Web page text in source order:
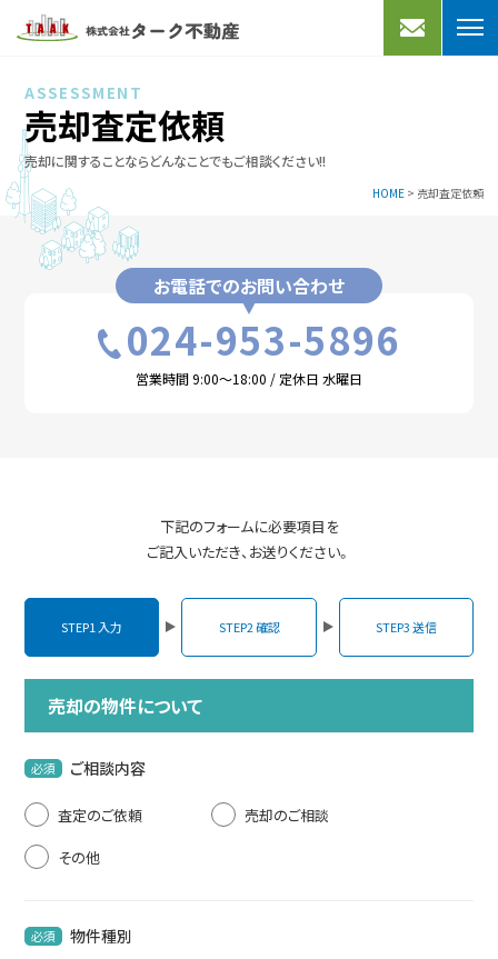
売りたい
不動産売却
買取プラン
よくあるご質問
買取実績
売家
マンション・アパート
会社案内
売却相談・見積
物件紹介依頼
お問い合わせ
ASSESSMENT
売却査定依頼
売却に関することならどんなことでもご相談ください!!
HOME> 売却査定依頼
お電話でのお問い合わせ
024-953-5896
営業時間 9:00～18:00 / 定休日 水曜日
下記のフォームに必要項目を
ご記入いただき、お送りください。
STEP1 入力 STEP2 確認 STEP3 送信
売却の物件について
ご相談内容
必須
査定のご依頼
売却のご相談
その他
物件種別
必須